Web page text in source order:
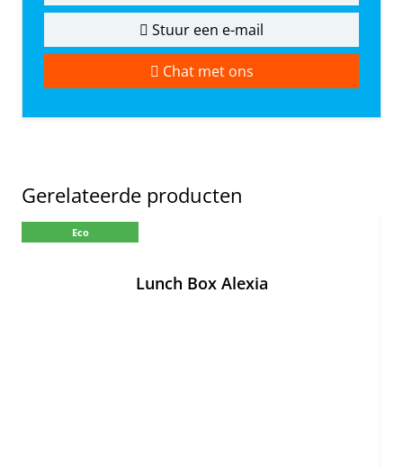
Stuur een e-mail
Chat met ons
Gerelateerde producten
Eco
Lunch Box Alexia